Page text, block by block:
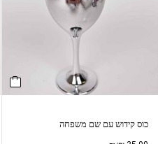
כוס קידוש עם שם משפחה